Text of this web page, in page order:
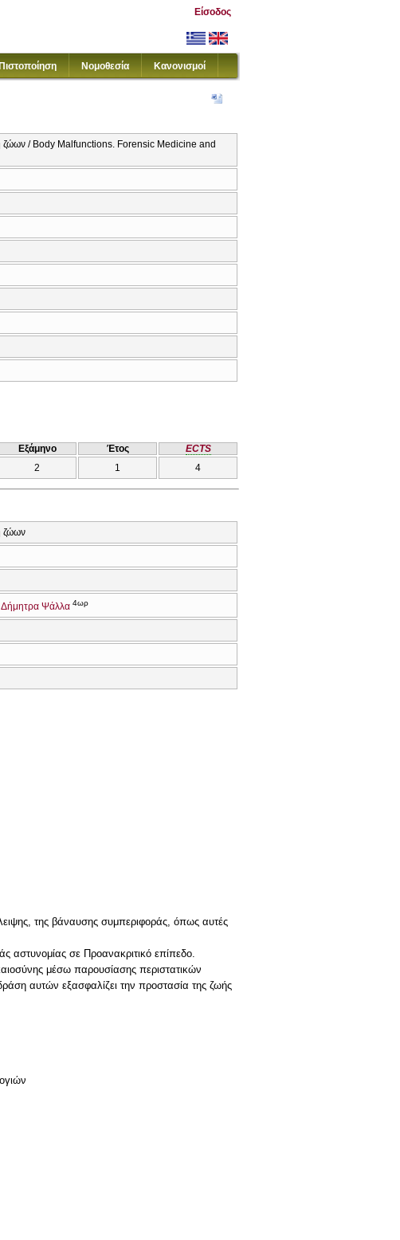
Είσοδος
Πιστοποίηση Νομοθεσία Κανονισμοί
ζώων / Body Malfunctions. Forensic Medicine and
Εξάμηνο Έτος
ECTS
2 1 4
ζώων
Δήμητρα Ψάλλα 4ωρ
της βάναυσης συμπεριφοράς, όπως αυτές
αστυνομίας σε Προανακριτικό επίπεδο.
μέσω παρουσίασης περιστατικών
αυτών εξασφαλίζει την προστασία της ζωής